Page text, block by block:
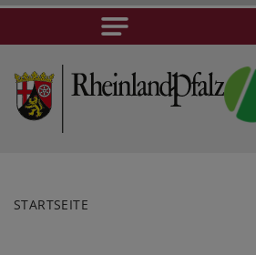
STARTSEITE